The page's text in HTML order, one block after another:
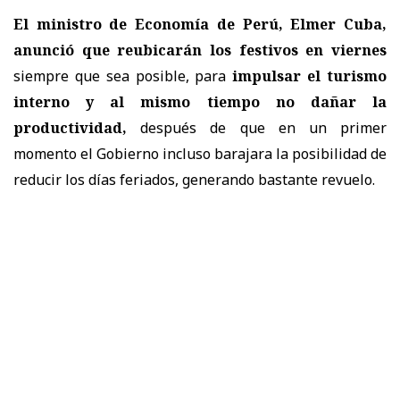
El ministro de Economía de Perú, Elmer Cuba,
anunció que reubicarán los festivos en viernes
siempre que sea posible, para impulsar el turismo
interno y al mismo tiempo no dañar la
productividad, después de que en un primer
momento el Gobierno incluso barajara la posibilidad de
reducir los días feriados, generando bastante revuelo.